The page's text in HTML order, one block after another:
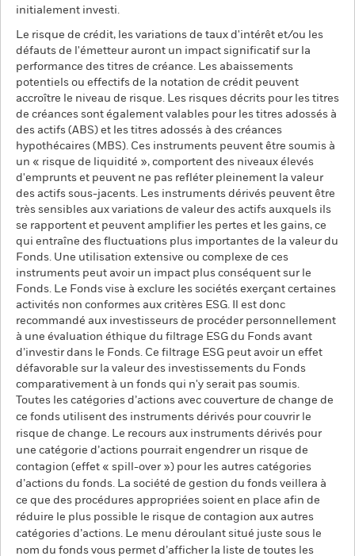
initialement investi.
Le risque de crédit, les variations de taux d'intérêt et/ou les
défauts de l'émetteur auront un impact significatif sur la
performance des titres de créance. Les abaissements
potentiels ou effectifs de la notation de crédit peuvent
accroître le niveau de risque. Les risques décrits pour les titres
de créances sont également valables pour les titres adossés à
des actifs (ABS) et les titres adossés à des créances
hypothécaires (MBS). Ces instruments peuvent être soumis à
un « risque de liquidité », comportent des niveaux élevés
d'emprunts et peuvent ne pas refléter pleinement la valeur
des actifs sous-jacents. Les instruments dérivés peuvent être
très sensibles aux variations de valeur des actifs auxquels ils
se rapportent et peuvent amplifier les pertes et les gains, ce
qui entraîne des fluctuations plus importantes de la valeur du
Fonds. Une utilisation extensive ou complexe de ces
instruments peut avoir un impact plus conséquent sur le
Fonds. Le Fonds vise à exclure les sociétés exerçant certaines
activités non conformes aux critères ESG. Il est donc
recommandé aux investisseurs de procéder personnellement
à une évaluation éthique du filtrage ESG du Fonds avant
d’investir dans le Fonds. Ce filtrage ESG peut avoir un effet
défavorable sur la valeur des investissements du Fonds
comparativement à un fonds qui n'y serait pas soumis.
Toutes les catégories d’actions avec couverture de change de
ce fonds utilisent des instruments dérivés pour couvrir le
risque de change. Le recours aux instruments dérivés pour
une catégorie d’actions pourrait engendrer un risque de
contagion (effet « spill-over ») pour les autres catégories
d’actions du fonds. La société de gestion du fonds veillera à
ce que des procédures appropriées soient en place afin de
réduire le plus possible le risque de contagion aux autres
catégories d’actions. Le menu déroulant situé juste sous le
nom du fonds vous permet d’afficher la liste de toutes les